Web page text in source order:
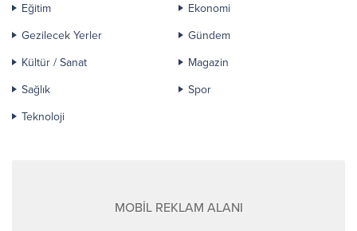
Eğitim
Ekonomi
Gezilecek Yerler
Gündem
Kültür / Sanat
Magazin
Sağlık
Spor
Teknoloji
MOBİL REKLAM ALANI